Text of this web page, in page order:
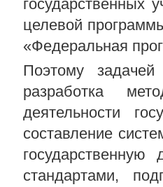
государственных
целевой
«Федеральная
Поэтому задачей
разработка
деятельности
составление
стандартами,